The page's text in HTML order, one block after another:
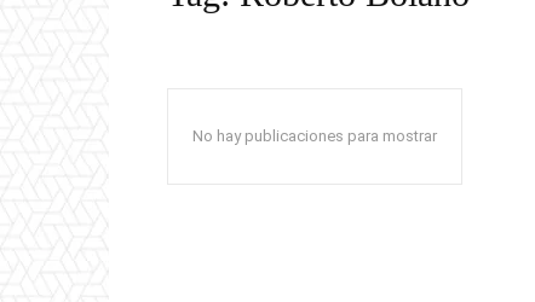
No hay publicaciones para mostrar